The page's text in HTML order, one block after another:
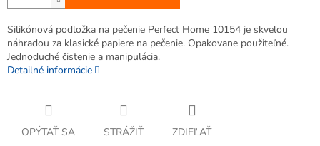
Silikónová podložka na pečenie Perfect Home 10154 je skvelou
náhradou za klasické papiere na pečenie. Opakovane použiteľné.
Jednoduché čistenie a manipulácia.
Detailné informácie
OPÝTAŤ SA STRÁŽIŤ ZDIEĽAŤ